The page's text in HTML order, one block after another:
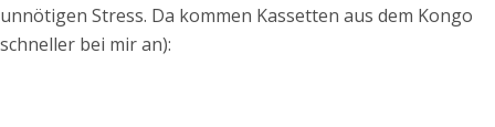
unnötigen Stress. Da kommen Kassetten aus dem Kongo
schneller bei mir an):